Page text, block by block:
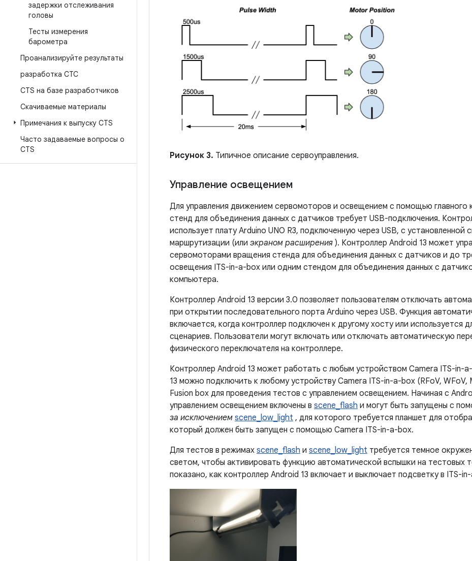
задержки отслеживания
головы
Тесты измерения
барометра
Проанализируйте результаты
разработка СТС
CTS на базе разработчиков
Скачиваемые материалы
Примечания к выпуску CTS
Часто задаваемые вопросы о
CTS
Рисунок 3. Типичное описание сервоуправления.
Управление освещением
Для управления движением сервомоторов и освещением с помощью главного
стенд для объединения данных с датчиков требует USB-подключения.
использует плату Arduino UNO R3, подключенную через USB, с установленной
маршрутизации (или экраном расширения ). Контроллер Android 13 может
сервомоторами вращения стенда для объединения данных с датчиков и до
освещения ITS-in-a-box или одним стендом для объединения данных с
компьютера.
Контроллер Android 13 версии 3.0 позволяет пользователям отключать
при открытии последовательного порта Arduino через USB. Функция
включается, когда контроллер подключен к другому хосту или используется
сценариев. Пользователи могут включать или отключать автоматическую
физического переключателя на контроллере.
Контроллер Android 13 может работать с любым устройством Camera ITS-in-
13 можно подключить к любому устройству Camera ITS-in-a-box (RFoV, WFoV,
Fusion box для проведения тестов с управлением освещением. Начиная с
управлением освещением включены в scene_flash и могут быть запущены с
за исключением scene_low_light , для которого требуется планшет для
который должен быть запущен с помощью Camera ITS-in-a-box.
Для тестов в режимах scene_flash и scene_low_light требуется темное
светом, чтобы активировать функцию автоматической вспышки на тестовых
показано, как контроллер Android 13 включает и выключает подсветку в ITS-